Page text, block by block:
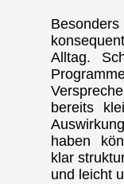
Alltag.
bereits
haben
klar
und leicht